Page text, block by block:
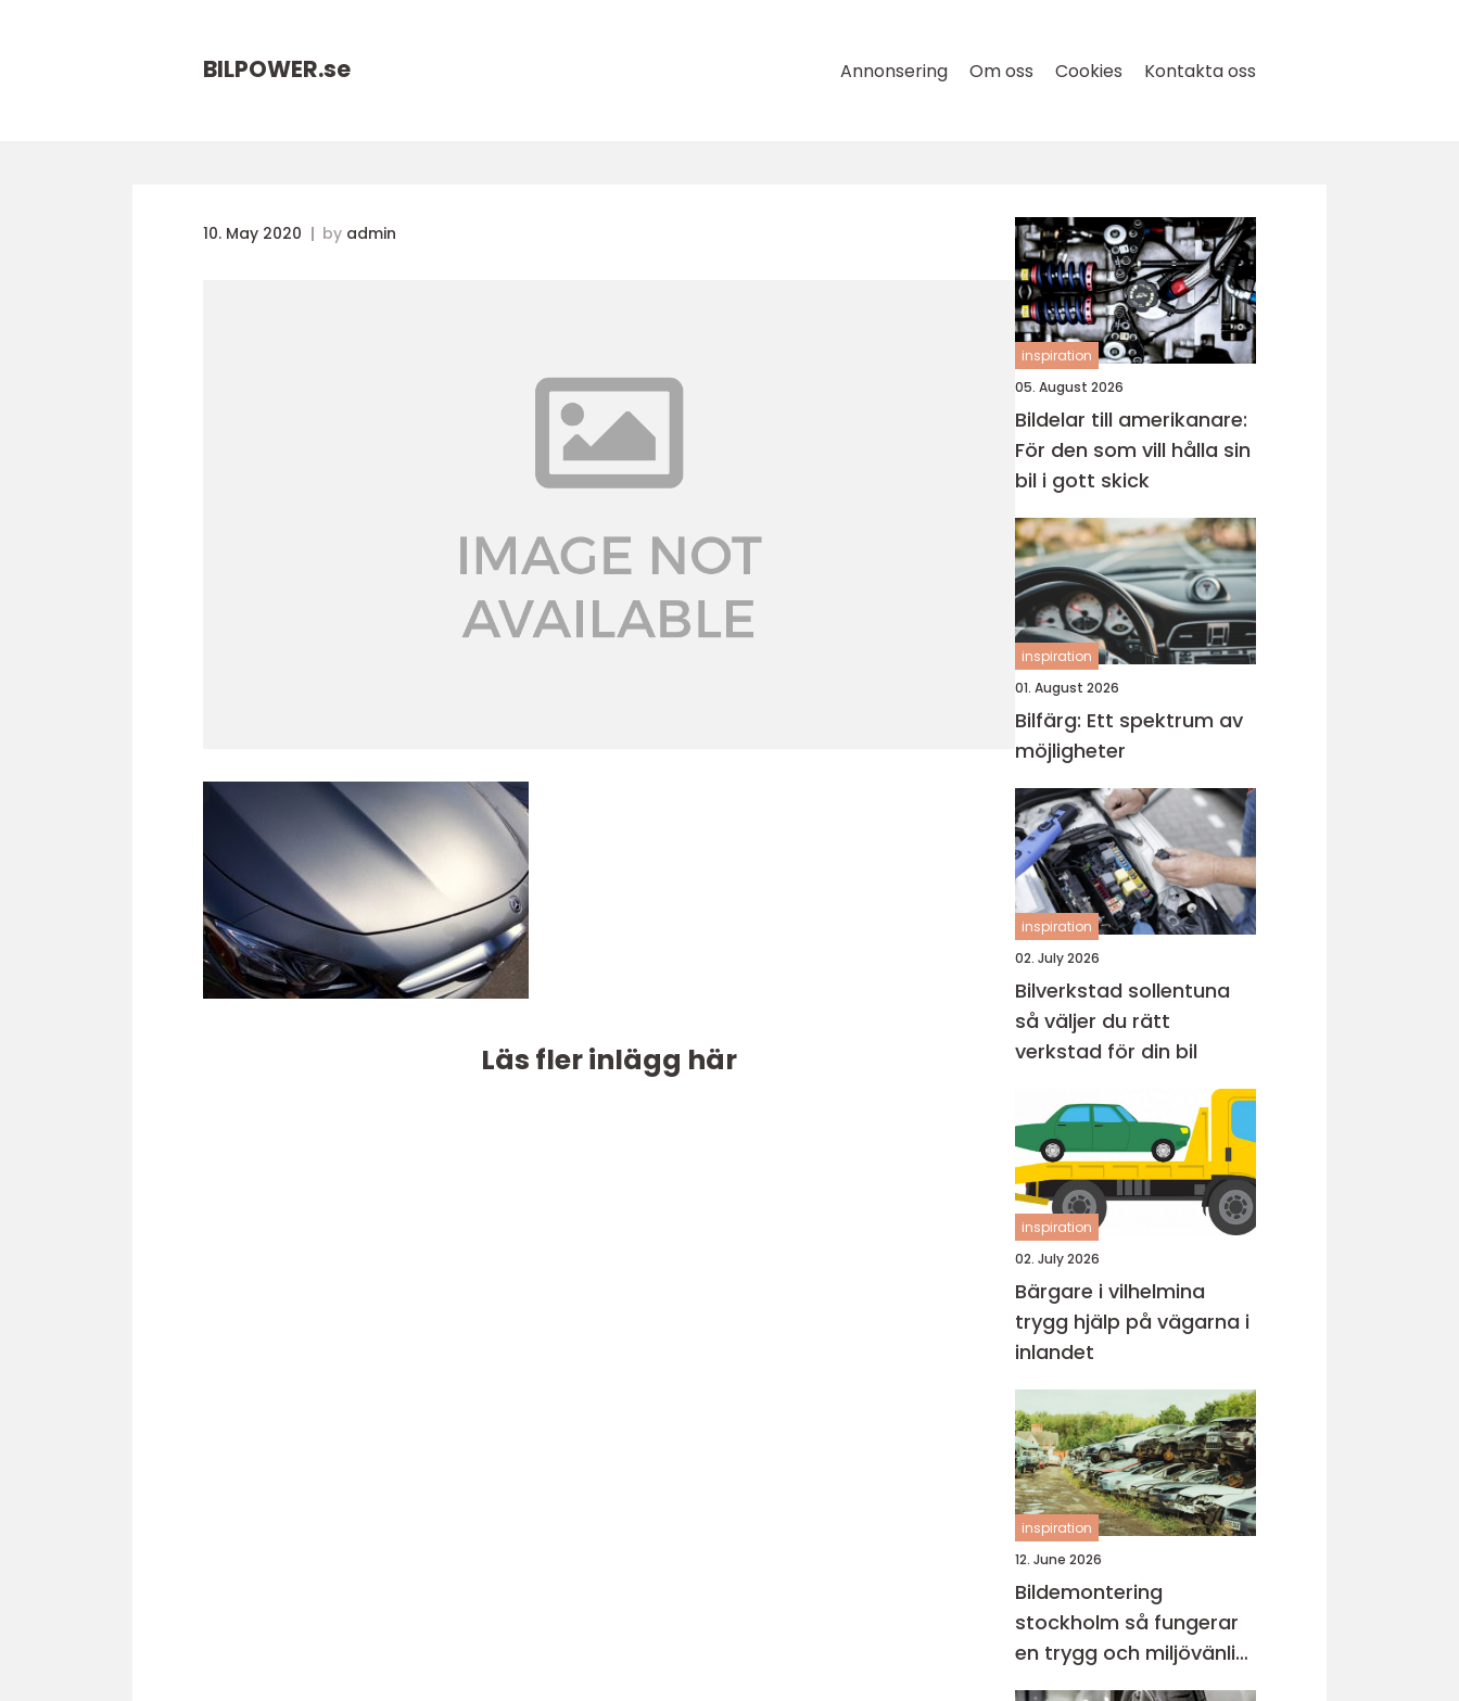
BILPOWER.se Annonsering Om oss Cookies Kontakta oss
10. May 2020 by admin
Läs fler inlägg här
inspiration
05. August 2026
Bildelar till amerikanare:
För den som vill hålla sin
bil i gott skick
inspiration
01. August 2026
Bilfärg: Ett spektrum av
möjligheter
inspiration
02. July 2026
Bilverkstad sollentuna
så väljer du rätt
verkstad för din bil
inspiration
02. July 2026
Bärgare i vilhelmina
trygg hjälp på vägarna i
inlandet
inspiration
12. June 2026
Bildemontering
stockholm så fungerar
en trygg och miljövänlig
bilskrot